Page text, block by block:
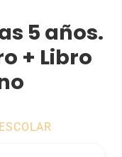
5 años.
+ Libro